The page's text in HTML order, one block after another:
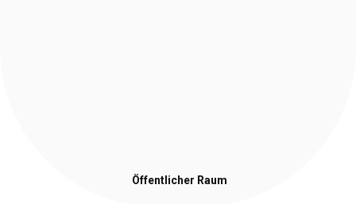
Öffentlicher Raum